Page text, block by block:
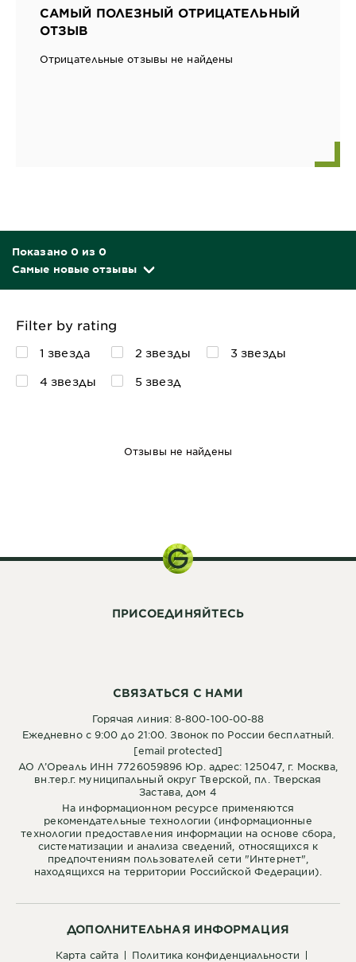
САМЫЙ ПОЛЕЗНЫЙ ОТРИЦАТЕЛЬНЫЙ
ОТЗЫВ
Отрицательные отзывы не найдены
Показано 0 из 0
Самые новые отзывы
Filter by rating
1 звезда 2 звезды
3 звезды
4 звезды
5 звезд
Отзывы не найдены
ДОПОЛНИТЕЛЬНАЯ ИНФОРМАЦИЯ
карта сайта политика конфиденциальности
СВЯЗАТЬСЯ С НАМИ
Горячая линия: 8-800-100-00-88
Ежедневно с 9:00 до 21:00. Звонок по России бесплатный.
[email protected]
АО Л’Ореаль ИНН 7726059896 Юр. адрес: 125047, г. Москва,
вн.тер.г. муниципальный округ Тверской, пл. Тверская
Застава, дом 4
На информационном ресурсе применяются
рекомендательные технологии (информационные
технологии предоставления информации на основе сбора,
систематизации и анализа сведений, относящихся к
предпочтениям пользователей сети "Интернет",
находящихся на территории Российской Федерации).
ПРИСОЕДИНЯЙТЕСЬ